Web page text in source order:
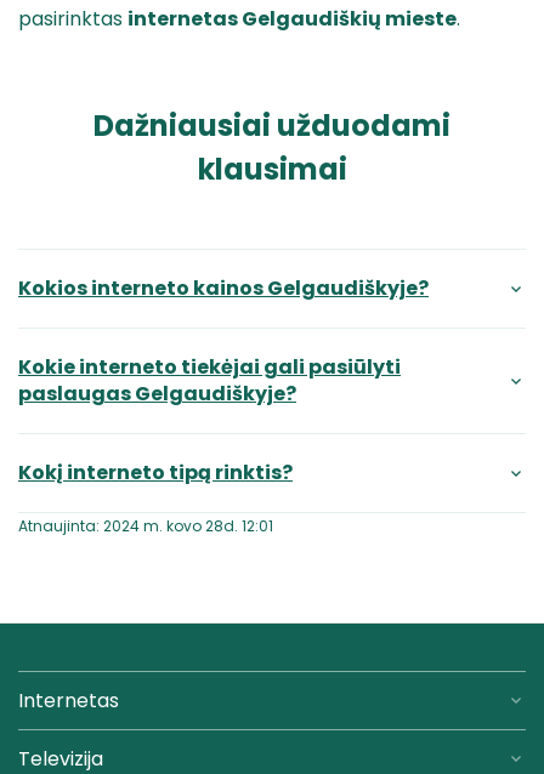
pasirinktas internetas Gelgaudiškių mieste.
Dažniausiai užduodami
klausimai
Kokios interneto kainos Gelgaudiškyje?
Kokie interneto tiekėjai gali pasiūlyti
paslaugas Gelgaudiškyje?
Kokį interneto tipą rinktis?
Atnaujinta: 2024 m. kovo 28d. 12:01
Internetas
Televizija